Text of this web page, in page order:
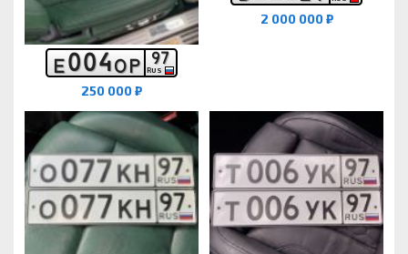
Е004ОР 97
RUS
250 000 ₽
2 000 000 ₽